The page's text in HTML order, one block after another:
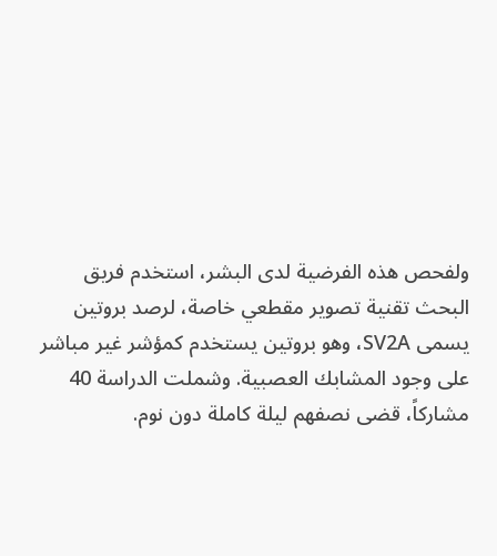
ولفحص هذه الفرضية لدى البشر، استخدم فريق
البحث تقنية تصوير مقطعي خاصة، لرصد بروتين
يسمى SV2A، وهو بروتين يستخدم كمؤشر غير مباشر
على وجود المشابك العصبية. وشملت الدراسة 40
مشاركاً، قضى نصفهم ليلة كاملة دون نوم.